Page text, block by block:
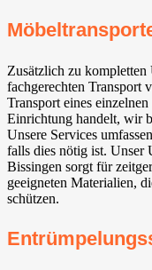
Zusätzlich zu kompletten
fachgerechten Transport
Transport eines
Einrichtung handelt, wir
Unsere Services
falls dies nötig ist. Unser
Bissingen⁠ sorgt für
geeigneten Materialien,
schützen.